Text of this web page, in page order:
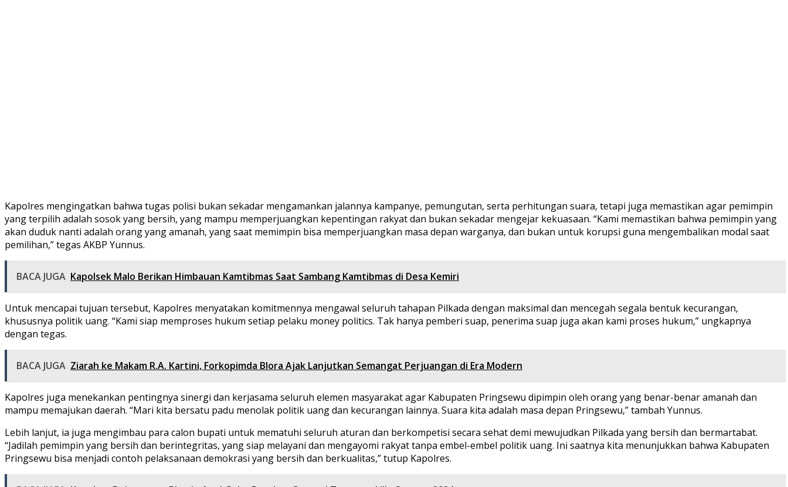
Kapolres mengingatkan bahwa tugas polisi bukan sekadar mengamankan jalannya kampanye, pemungutan, serta perhitungan suara, tetapi juga memastikan agar pemimpin
yang terpilih adalah sosok yang bersih, yang mampu memperjuangkan kepentingan rakyat dan bukan sekadar mengejar kekuasaan. “Kami memastikan bahwa pemimpin yang
akan duduk nanti adalah orang yang amanah, yang saat memimpin bisa memperjuangkan masa depan warganya, dan bukan untuk korupsi guna mengembalikan modal saat
pemilihan,” tegas AKBP Yunnus.
BACA JUGA Kapolsek Malo Berikan Himbauan Kamtibmas Saat Sambang Kamtibmas di Desa Kemiri
Untuk mencapai tujuan tersebut, Kapolres menyatakan komitmennya mengawal seluruh tahapan Pilkada dengan maksimal dan mencegah segala bentuk kecurangan,
khususnya politik uang. “Kami siap memproses hukum setiap pelaku money politics. Tak hanya pemberi suap, penerima suap juga akan kami proses hukum,” ungkapnya
dengan tegas.
BACA JUGA Ziarah ke Makam R.A. Kartini, Forkopimda Blora Ajak Lanjutkan Semangat Perjuangan di Era Modern
Kapolres juga menekankan pentingnya sinergi dan kerjasama seluruh elemen masyarakat agar Kabupaten Pringsewu dipimpin oleh orang yang benar-benar amanah dan
mampu memajukan daerah. “Mari kita bersatu padu menolak politik uang dan kecurangan lainnya. Suara kita adalah masa depan Pringsewu,” tambah Yunnus.
Lebih lanjut, ia juga mengimbau para calon bupati untuk mematuhi seluruh aturan dan berkompetisi secara sehat demi mewujudkan Pilkada yang bersih dan bermartabat.
“Jadilah pemimpin yang bersih dan berintegritas, yang siap melayani dan mengayomi rakyat tanpa embel-embel politik uang. Ini saatnya kita menunjukkan bahwa Kabupaten
Pringsewu bisa menjadi contoh pelaksanaan demokrasi yang bersih dan berkualitas,” tutup Kapolres.